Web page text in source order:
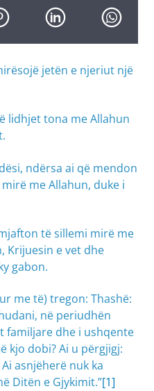
jetën e njeriut një
lidhjet tona me Allahun
ndërsa ai që mendon
me Allahun, duke i
të sillemi mirë me
Krijuesin e vet dhe
gabon.
me të) tregon: Thashë:
në periudhën
familjare dhe i ushqente
kjo dobi? Ai u përgjigj:
asnjëherë nuk ka
Ditën e Gjykimit.”[1]